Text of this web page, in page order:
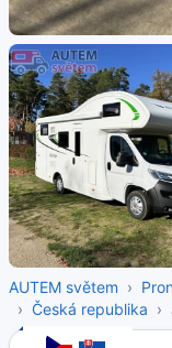
AUTEM světem
Česká republika